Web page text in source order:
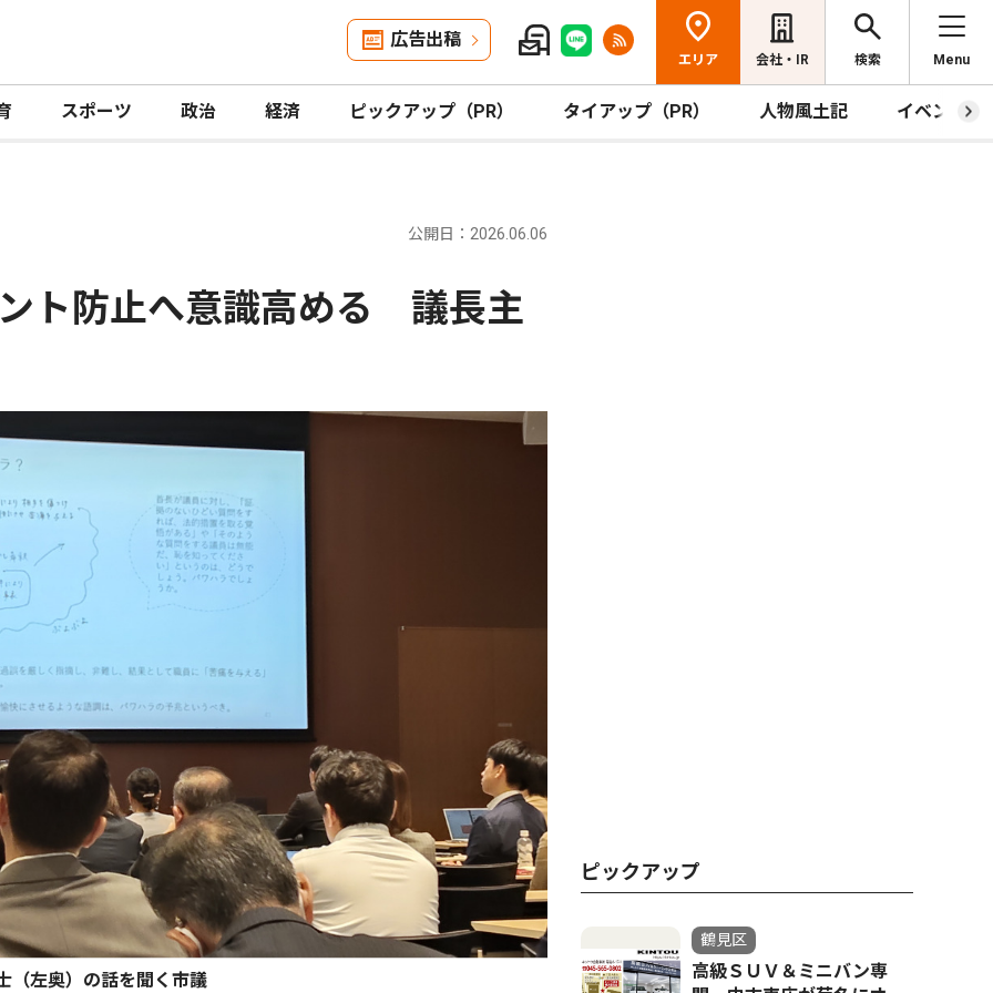
広告出稿
エリア 会社・IR 検索 Menu
スポーツ 政治 経済 ピックアップ（PR） タイアップ（PR） 人物風土記 イベント
公開日：2026.06.06
ト防止へ意識高める 議長主
（左奥）の話を聞く市議
ピックアップ
鶴見区
高級ＳＵＶ＆ミニバン専